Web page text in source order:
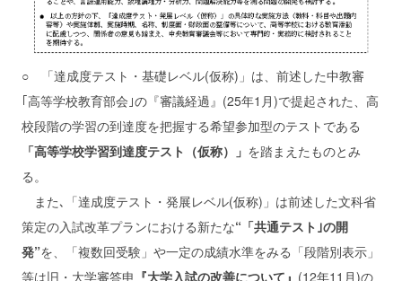
○ 「達成度テスト・基礎レベル(仮称)」は、前述した中教審
｢高等学校教育部会｣の『審議経過』(25年1月)で提起された、高
校段階の学習の到達度を把握する希望参加型のテストである
「高等学校学習到達度テスト（仮称）」 を踏まえたものとみ
る。
また､「達成度テスト・発展レベル(仮称)」は前述した文科省
策定の入試改革プランにおける新たな“「共通テスト｣の開
発”を、「複数回受験」や一定の成績水準をみる「段階別表示」
等は旧・大学審答申 『大学入試の改善について』 (12年11月)の